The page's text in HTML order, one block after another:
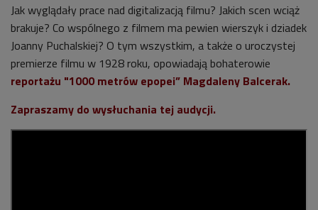
Jak wyglądały prace nad digitalizacją filmu? Jakich scen wciąż
brakuje? Co wspólnego z filmem ma pewien wierszyk i dziadek
Joanny Puchalskiej? O tym wszystkim, a także o uroczystej
premierze filmu w 1928 roku, opowiadają bohaterowie
reportażu "1000 metrów epopei” Magdaleny Balcerak.
Zapraszamy do wysłuchania tej audycji.